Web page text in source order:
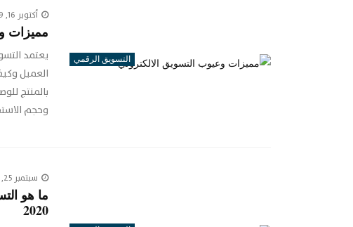
التسويق الرقمي
أكتوبر 16, 2019 @ 14:00م
مميزات
يعتمد
العميل
بالمنتج
وحجم
سبتمبر 25, 2019 @ 14:00م
ما هو
2020